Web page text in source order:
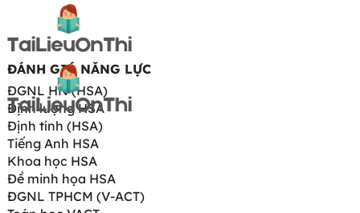
ĐÁNH GIÁ NĂNG LỰC
ĐGNL HN (HSA)
Định lượng HSA
Định tính (HSA)
Tiếng Anh HSA
Khoa học HSA
Đề minh họa HSA
ĐGNL TPHCM (V-ACT)